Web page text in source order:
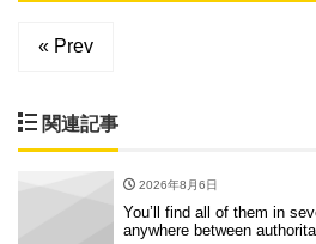
« Prev
関連記事
2026年8月6日
You’ll find all of them in
anywhere between